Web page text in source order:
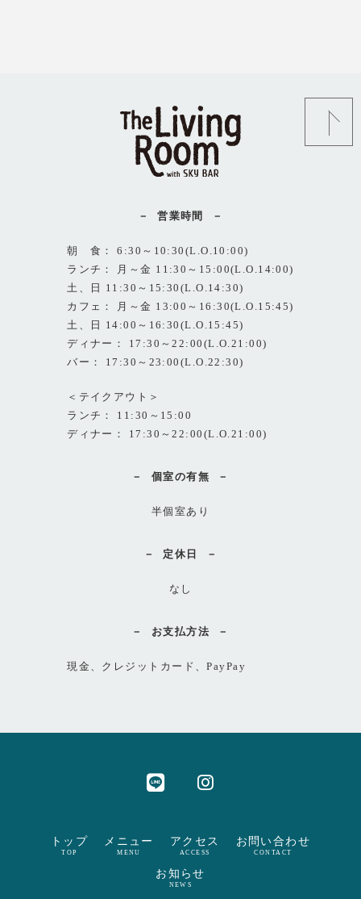
営業時間
朝 食： 6:30～10:30(L.O.10:00)
ランチ： 月～金 11:30～15:00(L.O.14:00)
土、日 11:30～15:30(L.O.14:30)
カフェ： 月～金 13:00～16:30(L.O.15:45)
土、日 14:00～16:30(L.O.15:45)
ディナー： 17:30～22:00(L.O.21:00)
バー： 17:30～23:00(L.O.22:30)
＜テイクアウト＞
ランチ： 11:30～15:00
ディナー： 17:30～22:00(L.O.21:00)
個室の有無
半個室あり
定休日
なし
お支払方法
現金、クレジットカード、PayPay
トップ
TOP
メニュー
MENU
アクセス
ACCESS
お問い合わせ
CONTACT
お知らせ
NEWS